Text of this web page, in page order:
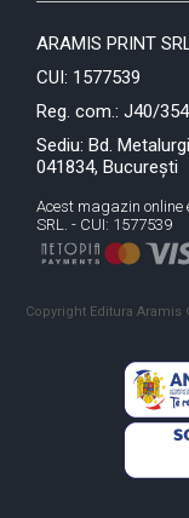
ARAMIS PRINT
CUI: 1577539
Reg. com.: J40/
Sediu: Bd.
041834, București
Acest magazin online
SRL. - CUI: 1577539
Copyright Editura